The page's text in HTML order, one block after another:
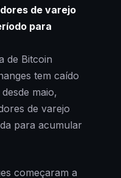
de varejo
para
de Bitcoin
tem caído
maio,
de varejo
para acumular
começaram a